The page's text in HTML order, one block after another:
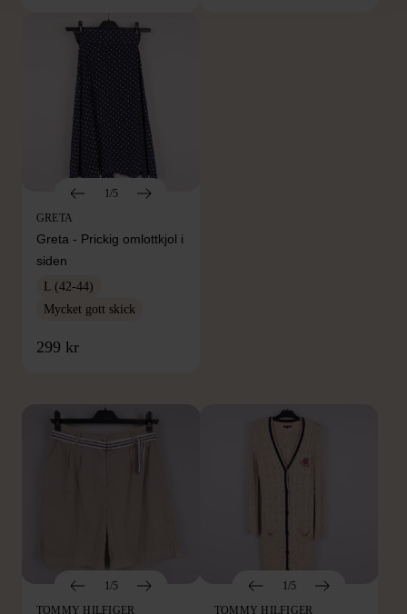
1/5
GRETA
Greta - Prickig omlottkjol i
siden
L (42-44)
Mycket gott skick
299 kr
FRÅN SAMMA VARUMÄRKE
1/5
TOMMY HILFIGER
1/5
TOMMY HILFIGER